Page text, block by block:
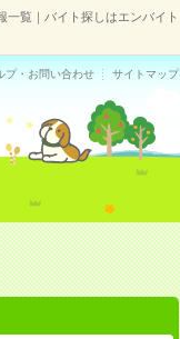
覧｜バイト探しはエンバイト
プ・お問い合わせ サイトマップ